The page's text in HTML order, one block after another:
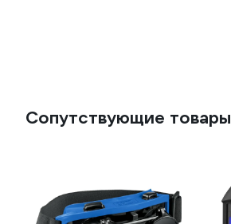
Сопутствующие товары